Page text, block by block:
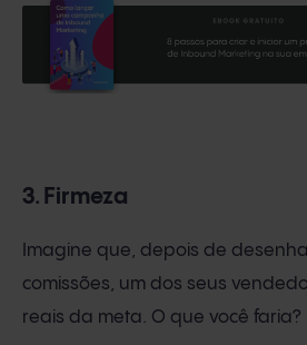
3. Firmeza
Imagine que, depois de
comissões, um dos seus
reais da meta. O que você faria?